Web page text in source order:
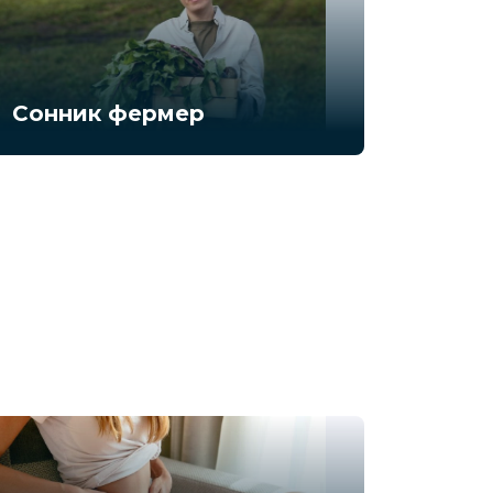
Сонник фермер